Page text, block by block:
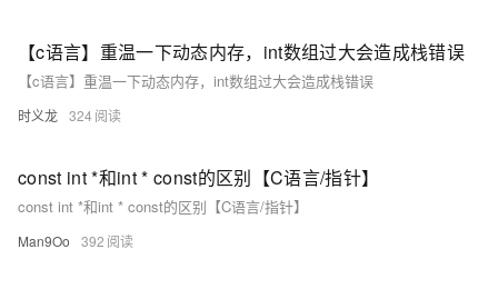
【c语言】重温一下动态内存，int数组过大会造成栈错误
【c语言】重温一下动态内存，int数组过大会造成栈错误
时义龙 324
const int *和int * const的区别【C语言/指针】
const int *和int * const的区别【C语言/指针】
Man9Oo 392